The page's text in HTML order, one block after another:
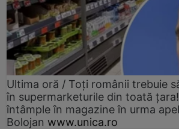
Ultima oră / Toți românii trebuie
în supermarketurile din toată
întâmple în magazine în urma
Bolojan www.unica.ro